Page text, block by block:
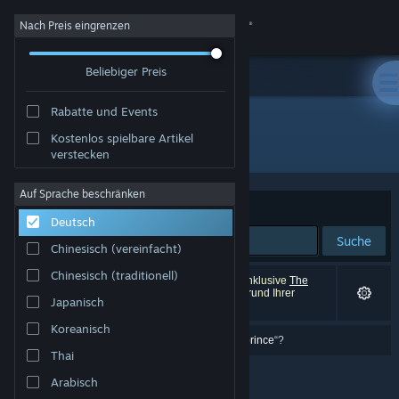
Anmelden
Info
Support
Sprache ändern
Steam-Mobile-App herunterladen
Desktopversion anzeigen
Nach Preis eingrenzen
Beliebiger Preis
Rabatte und Events
Kostenlos spielbare Artikel
verstecken
Auf Sprache beschränken
Deutsch
Chinesisch (vereinfacht)
Chinesisch (traditionell)
Japanisch
Koreanisch
Thai
Arabisch
"The Liar Princess and the Blind Prince"
Sortieren nach Relevanz
Suche
0 Ergebnisse entsprechen Ihrer Suche. 3 Titel (inklusive The
Liar Princess and the Blind Prince
) wurden aufgrund Ihrer
Einstellungen ausgeschlossen.
them liar princess add them blind prince“?